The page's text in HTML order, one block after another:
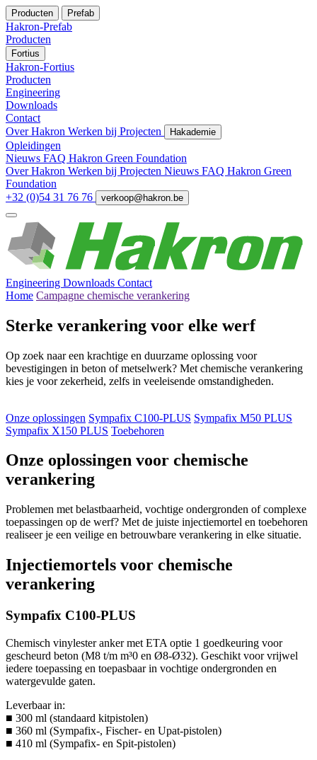
Producten Prefab
Hakron-Prefab
Producten
Fortius
Hakron-Fortius
Producten
Engineering
Downloads
Contact
Over Hakron Werken bij Projecten Hakademie
Opleidingen
Nieuws FAQ Hakron Green Foundation
Over Hakron Werken bij Projecten Nieuws FAQ Hakron Green
Foundation
+32 (0)54 31 76 76
verkoop@hakron.be
Engineering Downloads Contact
Home Campagne chemische verankering
Sterke verankering voor elke werf
Op zoek naar een krachtige en duurzame oplossing voor
bevestigingen in beton of metselwerk? Met chemische verankering
kies je voor zekerheid, zelfs in veeleisende omstandigheden.
Onze oplossingen Sympafix C100-PLUS Sympafix M50 PLUS
Sympafix X150 PLUS Toebehoren
Onze oplossingen voor chemische
verankering
Problemen met belastbaarheid, vochtige ondergronden of complexe
toepassingen op de werf? Met de juiste injectiemortel en toebehoren
realiseer je een veilige en betrouwbare verankering in elke situatie.
Injectiemortels voor chemische
verankering
Sympafix C100-PLUS
Chemisch vinylester anker met ETA optie 1 goedkeuring voor
gescheurd beton (M8 t/m m³0 en Ø8-Ø32). Geschikt voor vrijwel
iedere toepassing en toepasbaar in vochtige ondergronden en
watergevulde gaten.
Leverbaar in:
■ 300 ml (standaard kitpistolen)
■ 360 ml (Sympafix-, Fischer- en Upat-pistolen)
■ 410 ml (Sympafix- en Spit-pistolen)